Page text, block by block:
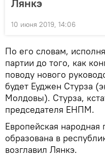
Лянкэ
10 июня 2019, 14:06
По его словам,
партии до того, как
поводу нового
будет Еуджен Стурза
Молдовы). Стурза,
председателя ЕНПМ.
Европейская
образована в
возглавил Лянкэ.